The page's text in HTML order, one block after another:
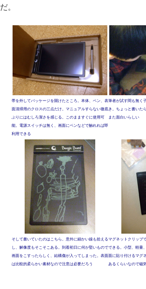
だ。
帯を外してパッケージを開けたところ。本体、ペン、表
面清掃用のクロスの三点だけ。マニュアルすらない徹底
ぶりにはむしろ潔さを感じる。このまますぐに使用可
能。電源スイッチは無く、画面にペンなどで触れれば即
利用できる
筆者が試す間も無く
き。ちょっと書いた
また面白いらしい
そして書いていたのはこちら。意外に細かい線も拾える
し、解像度もそこそこある。到着初日に何か堅いもので
画面をこすったらしく、結構傷が入ってしまった。表面
は比較的柔らかい素材なので注意は必要だろう
マグネットクリップ
できる。小型、軽量
面に貼り付けるマグ
あるくらいなので磁